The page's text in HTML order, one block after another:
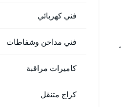
فني كهربائي
فني مداخن وشفاطات
كاميرات مراقبة
كراج متنقل